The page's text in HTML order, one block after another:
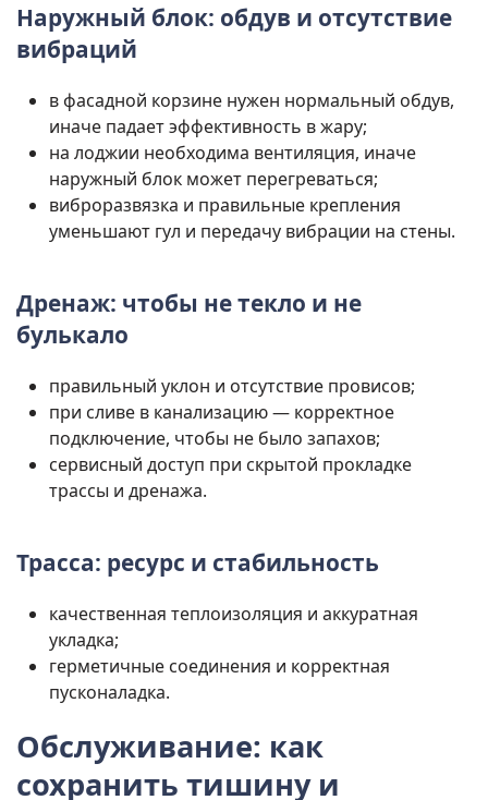
Наружный блок: обдув и отсутствие
вибраций
в фасадной корзине нужен нормальный обдув,
иначе падает эффективность в жару;
на лоджии необходима вентиляция, иначе
наружный блок может перегреваться;
виброразвязка и правильные крепления
уменьшают гул и передачу вибрации на стены.
Дренаж: чтобы не текло и не
булькало
правильный уклон и отсутствие провисов;
при сливе в канализацию — корректное
подключение, чтобы не было запахов;
сервисный доступ при скрытой прокладке
трассы и дренажа.
Трасса: ресурс и стабильность
качественная теплоизоляция и аккуратная
укладка;
герметичные соединения и корректная
пусконаладка.
Обслуживание: как
сохранить тишину и